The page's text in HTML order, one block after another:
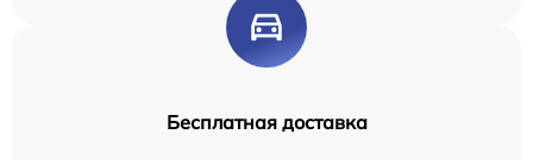
Бесплатная доставка